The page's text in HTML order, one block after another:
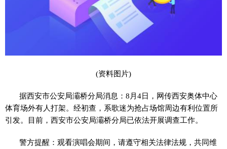
(资料图片)
据西安市公安局灞桥分局消息：8月4日，网传西安奥体中心
体育场外有人打架。经初查，系歌迷为抢占场馆周边有利位置所
引发。目前，西安市公安局灞桥分局已依法开展调查工作。
警方提醒：观看演唱会期间，请遵守相关法律法规，共同维